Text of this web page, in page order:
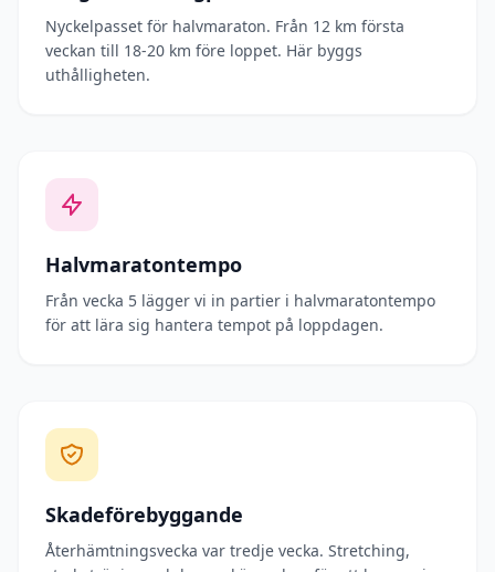
Nyckelpasset för halvmaraton. Från 12 km första
veckan till 18-20 km före loppet. Här byggs
uthålligheten.
Halvmaratontempo
Från vecka 5 lägger vi in partier i halvmaratontempo
för att lära sig hantera tempot på loppdagen.
Skadeförebyggande
Återhämtningsvecka var tredje vecka. Stretching,